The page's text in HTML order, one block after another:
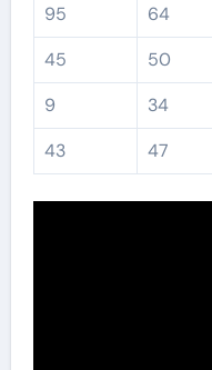
95
64
45
50
9
34
43
47